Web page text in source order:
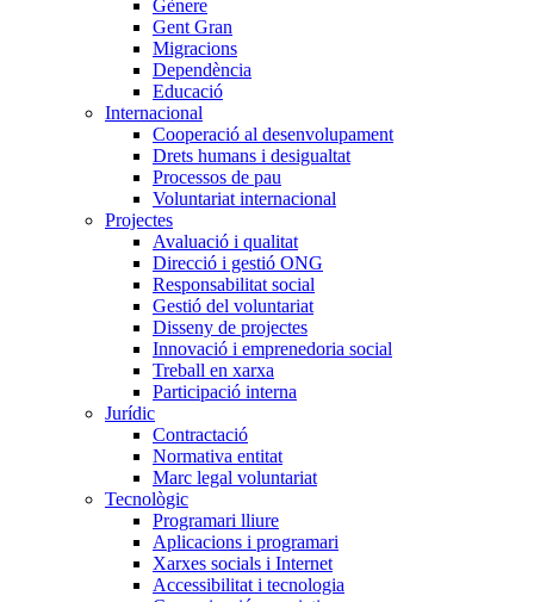
Gènere
Gent Gran
Migracions
Dependència
Educació
Internacional
Cooperació al desenvolupament
Drets humans i desigualtat
Processos de pau
Voluntariat internacional
Projectes
Avaluació i qualitat
Direcció i gestió ONG
Responsabilitat social
Gestió del voluntariat
Disseny de projectes
Innovació i emprenedoria social
Treball en xarxa
Participació interna
Jurídic
Contractació
Normativa entitat
Marc legal voluntariat
Tecnològic
Programari lliure
Aplicacions i programari
Xarxes socials i Internet
Accessibilitat i tecnologia